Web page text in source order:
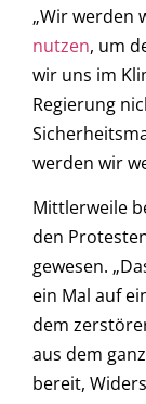
„Wir werden
nutzen, um
wir uns im
Regierung
werden wir
Mittlerweile
den
gewesen.
ein Mal auf
dem
aus dem
bereit,